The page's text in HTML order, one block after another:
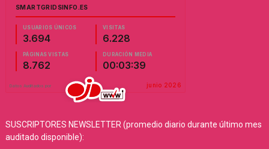
SUSCRIPTORES NEWSLETTER (promedio diario durante último mes
auditado disponible):